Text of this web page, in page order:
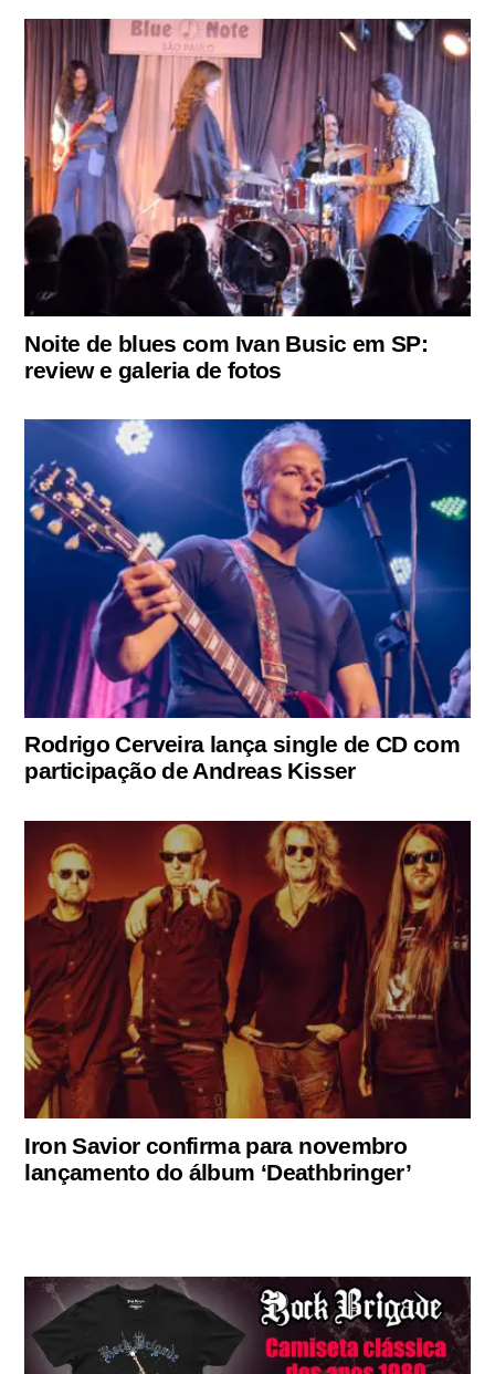
Noite de blues com Ivan Busic em SP:
review e galeria de fotos
Rodrigo Cerveira lança single de CD com
participação de Andreas Kisser
Iron Savior confirma para novembro
lançamento do álbum ‘Deathbringer’